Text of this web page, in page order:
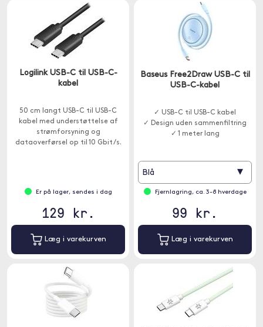
Logilink USB-C til USB-C-
kabel
50 cm langt USB-C til USB-C
kabel med understøttelse af
strømforsyning og
dataoverførsel op til 10 Gbit/s.
Er på lager, sendes i dag
129 kr.
Læg i varekurven
Baseus Free2Draw USB-C til
USB-C-kabel
✓ USB-C til USB-C kabel
✓ Design uden sammenfiltring
✓ 1 meter lang
Blå ▾
Fjernlagring, ca. 3-8 hverdage
99 kr.
Læg i varekurven